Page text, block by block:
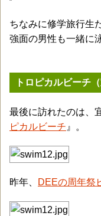
ちなみに修学旅行生
強面の男性も一緒に
トロピカルビーチ
最後に訪れたのは、
ピカルビーチ 』。
昨年、 DEEの周年祭